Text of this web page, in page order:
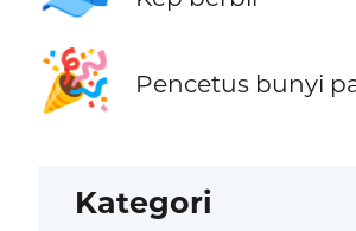
🎉 Pencetus bunyi
Kategori